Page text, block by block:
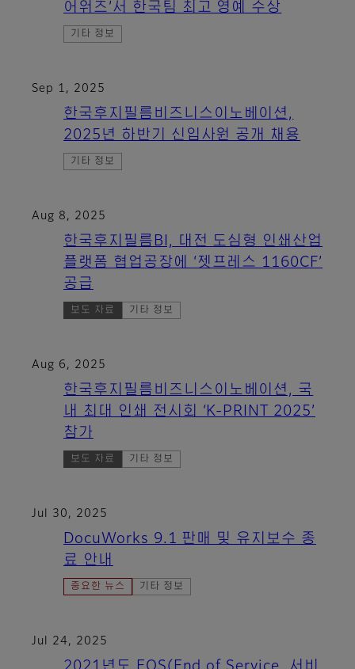
어워즈’서 한국팀 최고 영예 수상
기타 정보
Sep 1, 2025
한국후지필름비즈니스이노베이션,
2025년 하반기 신입사원 공개 채용
기타 정보
Aug 8, 2025
한국후지필름BI, 대전 도심형 인쇄산업
플랫폼 협업공장에 ‘젯프레스 1160CF’
공급
보도 자료 기타 정보
Aug 6, 2025
한국후지필름비즈니스이노베이션, 국
내 최대 인쇄 전시회 ‘K-PRINT 2025’
참가
보도 자료 기타 정보
Jul 30, 2025
DocuWorks 9.1 판매 및 유지보수 종
료 안내
중요한 뉴스 기타 정보
Jul 24, 2025